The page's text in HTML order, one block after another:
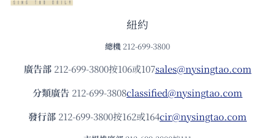
紐約
總機 212-699-3800
廣告部212-699-3800按106或107sales@nysingtao.com
分類廣告 212-699-3808classified@nysingtao.com
發⾏部 212-699-3800按162或164cir@nysingtao.com